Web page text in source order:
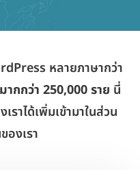
หลายภาษากว่า
ากกว่า 250,000 ราย นี่
ราได้เพิ่มเข้ามาในส่วน
องเรา